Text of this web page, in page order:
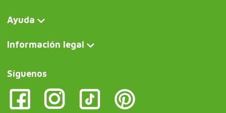
Ayuda
Información legal
Síguenos